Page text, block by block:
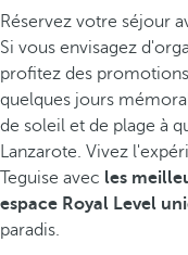
Réservez votre séjour
Si vous envisagez
profitez des
quelques jours
de soleil et de plage à
Lanzarote. Vivez
Teguise avec les
espace Royal Level
paradis.